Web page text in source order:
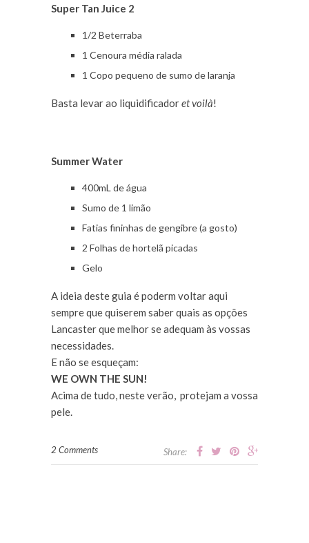
Super Tan Juice 2
1/2 Beterraba
1 Cenoura média ralada
1 Copo pequeno de sumo de laranja
Basta levar ao liquidificadoret voilà!
Summer Water
400mL de água
Sumo de 1 limão
Fatias fininhas de gengibre (a gosto)
2 Folhas de hortelã picadas
Gelo
A ideia deste guia é poderm voltar aqui
sempre que quiserem saber quais as opções
Lancaster que melhor se adequam às vossas
necessidades.
E não se esqueçam:
WE OWN THE SUN!
Acima de tudo, neste verão, protejam a vossa
pele.
2 Comments Share: